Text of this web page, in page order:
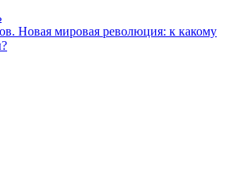
Новая мировая революция: к какому